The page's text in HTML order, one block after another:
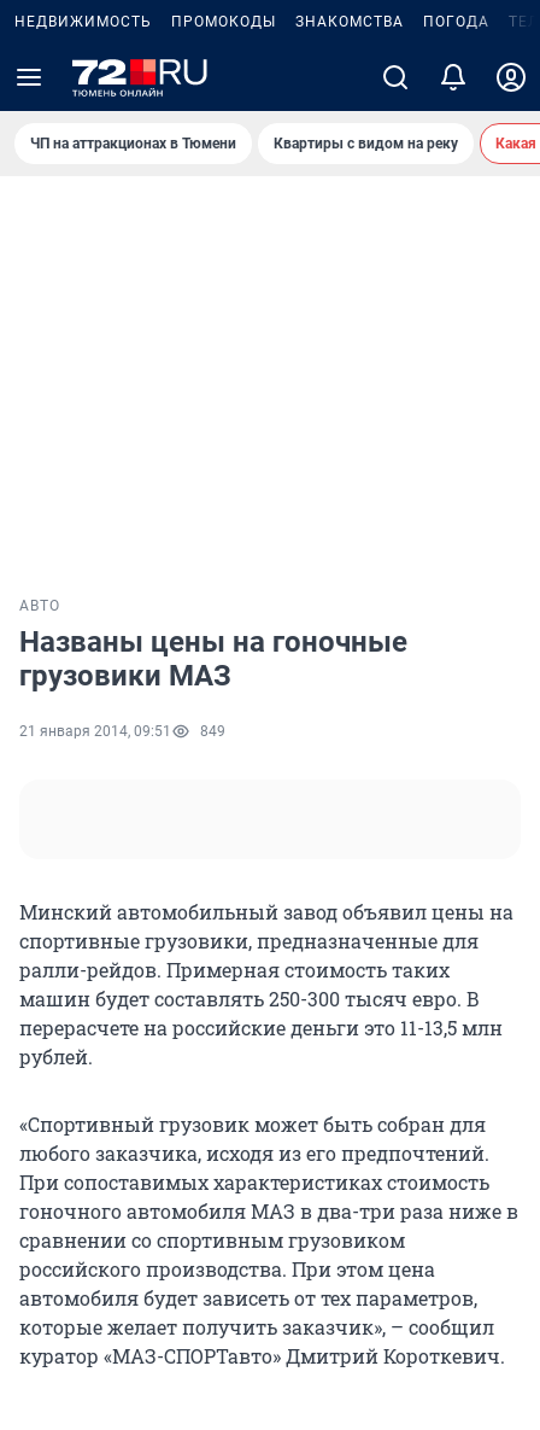
НЕДВИЖИМОСТЬ ПРОМОКОДЫ ЗНАКОМСТВА ПОГОДА
ЧП на аттракционах в Тюмени Квартиры с видом на реку
АВТО
Названы цены на гоночные
грузовики МАЗ
21 января 2014, 09:51 849
Минский автомобильный завод объявил цены на
спортивные грузовики, предназначенные для
ралли-рейдов. Примерная стоимость таких
машин будет составлять 250-300 тысяч евро. В
перерасчете на российские деньги это 11-13,5 млн
рублей.
«Спортивный грузовик может быть собран для
любого заказчика, исходя из его предпочтений.
При сопоставимых характеристиках стоимость
гоночного автомобиля МАЗ в два-три раза ниже в
сравнении со спортивным грузовиком
российского производства. При этом цена
автомобиля будет зависеть от тех параметров,
которые желает получить заказчик», – сообщил
куратор «МАЗ-СПОРТавто» Дмитрий Короткевич.